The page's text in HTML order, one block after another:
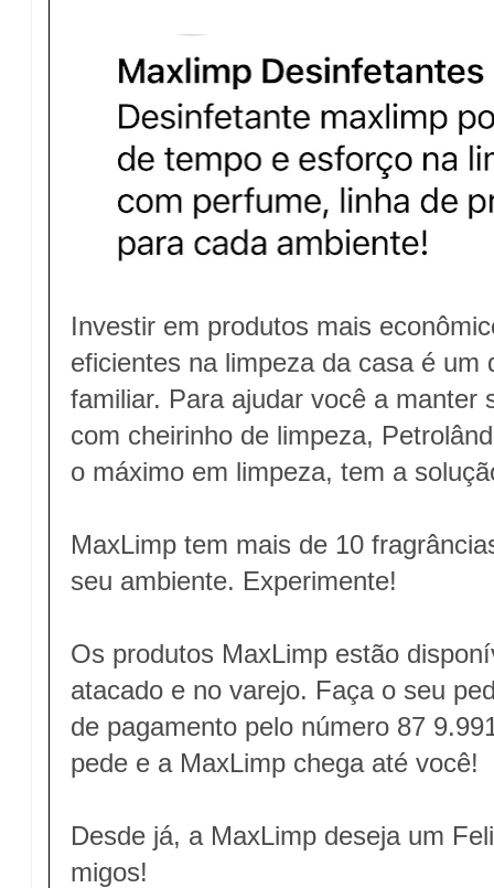
Investir em produtos mais
eficientes na limpeza da casa é um
familiar. Para ajudar você a manter
com cheirinho de limpeza,
o máximo em limpeza, tem a
MaxLimp tem mais de 10
seu ambiente. Experimente!
Os produtos MaxLimp estão
atacado e no varejo. Faça o seu
de pagamento pelo número 87
pede e a MaxLimp chega até você!
Desde já, a MaxLimp deseja um
migos!